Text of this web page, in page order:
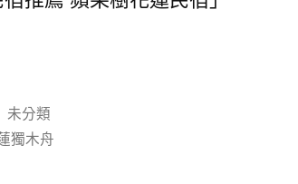
分
類:
未分類
獨木舟